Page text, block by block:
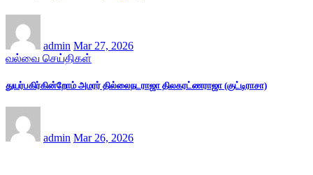
admin Mar 27, 2026
வல்வை செய்திகள்
துயர்பகிர்கின்றோம் அமரர் தில்லைநடராஜா திலகரட்ணராஜா (குட்டிராசா)
admin Mar 26, 2026